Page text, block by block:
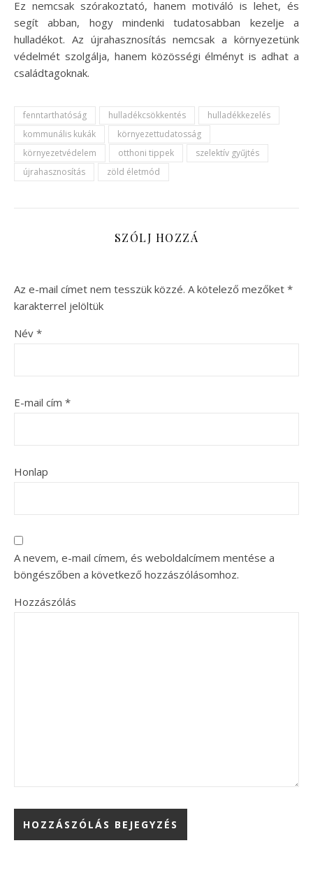
Ez nemcsak szórakoztató, hanem motiváló is lehet, és
segít abban, hogy mindenki tudatosabban kezelje a
hulladékot. Az újrahasznosítás nemcsak a környezetünk
védelmét szolgálja, hanem közösségi élményt is adhat a
családtagoknak.
fenntarthatóság hulladékcsökkentés
hulladékkezelés
kommunális kukák
környezettudatosság
környezetvédelem
otthoni tippek
szelektív gyűjtés
újrahasznosítás
zöld életmód
SZÓLJ HOZZÁ
Az e-mail címet nem tesszük közzé. A kötelező mezőket *
karakterrel jelöltük
Név *
E-mail cím *
Honlap
A nevem, e-mail címem, és weboldalcímem mentése a
böngészőben a következő hozzászólásomhoz.
Hozzászólás